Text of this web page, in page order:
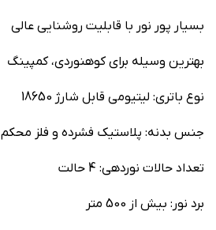
بسیار پور نور با قابلیت روشنایی عالی
بهترین وسیله برای کوهنوردی، کمپینگ
نوع باتری: لیتیومی قابل شارژ 18650
جنس بدنه: پلاستیک فشرده و فلز محکم
تعداد حالات نوردهی: 4 حالت
برد نور: بیش از 500 متر